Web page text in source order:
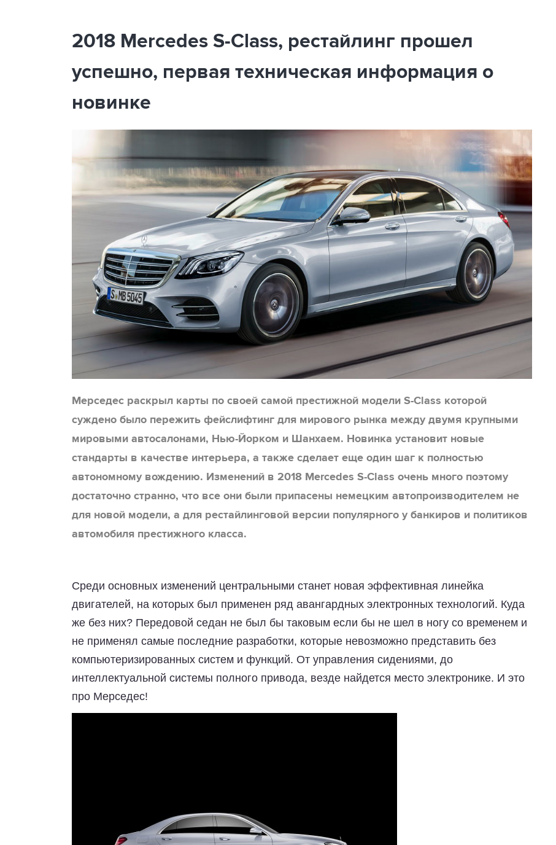
2018 Mercedes S-Class, рестайлинг прошел
успешно, первая техническая информация о
новинке
Мерседес раскрыл карты по своей самой престижной модели S-Class которой
суждено было пережить фейслифтинг для мирового рынка между двумя крупными
мировыми автосалонами, Нью-Йорком и Шанхаем. Новинка установит новые
стандарты в качестве интерьера, а также сделает еще один шаг к полностью
автономному вождению. Изменений в 2018 Mercedes S-Class очень много поэтому
достаточно странно, что все они были припасены немецким автопроизводителем не
для новой модели, а для рестайлинговой версии популярного у банкиров и политиков
автомобиля престижного класса.
Среди основных изменений центральными станет новая эффективная линейка
двигателей, на которых был применен ряд авангардных электронных технологий. Куда
же без них? Передовой седан не был бы таковым если бы не шел в ногу со временем и
не применял самые последние разработки, которые невозможно представить без
компьютеризированных систем и функций. От управления сидениями, до
интеллектуальной системы полного привода, везде найдется место электронике. И это
про Мерседес!